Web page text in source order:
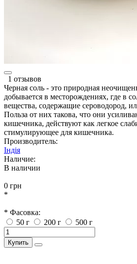
1 отзывов
Черная соль - это природная
добывается в месторождениях, где в
вещества, содержащие сероводород,
Польза от них такова, что они
кишечника, действуют как легкое
стимулирующее для кишечника.
Производитель:
Індія
Наличие:
В наличии
0 грн
*
* Фасовка:
50 г
200 г 500 г
Купить